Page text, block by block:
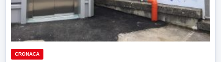
CRONACA